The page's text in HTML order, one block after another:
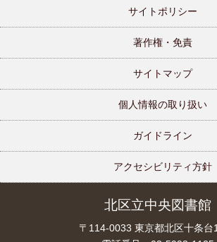
サイトポリシー
著作権・免責
サイトマップ
個人情報の取り扱い
ガイドライン
アクセシビリティ方針
北区立中央図書館
〒114-0033 東京都北区十条台